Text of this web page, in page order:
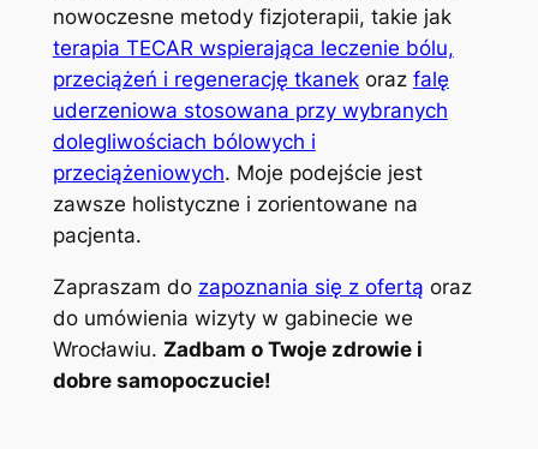
nowoczesne metody fizjoterapii, takie jak
terapia TECAR wspierająca leczenie bólu,
przeciążeń i regenerację tkanekoraz falę
uderzeniowa stosowana przy wybranych
dolegliwościach bólowych i
przeciążeniowych. Moje podejście jest
zawsze holistyczne i zorientowane na
pacjenta.
Zapraszam do zapoznania się z ofertą oraz
do umówienia wizyty w gabinecie we
Wrocławiu. Zadbam o Twoje zdrowie i
dobre samopoczucie!